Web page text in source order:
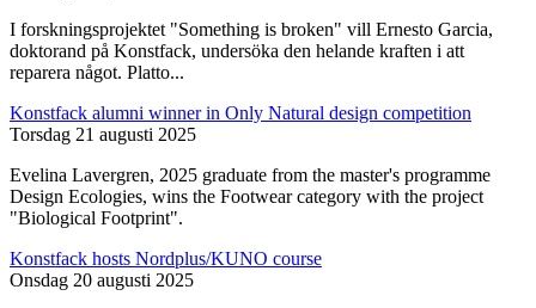
I forskningsprojektet "Something is broken" vill Ernesto Garcia,
doktorand på Konstfack, undersöka den helande kraften i att
reparera något. Platto...
Konstfack alumni winner in Only Natural design competition
Torsdag 21 augusti 2025
Evelina Lavergren, 2025 graduate from the master's programme
Design Ecologies, wins the Footwear category with the project
"Biological Footprint".
Konstfack hosts Nordplus/KUNO course
Onsdag 20 augusti 2025